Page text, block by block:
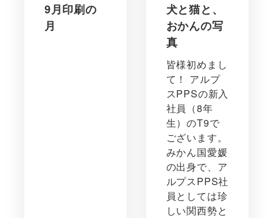
9月印刷の
月
犬と猫と、
おかんの写
真
皆様初めまし
て！ アルプ
スPPSの新入
社員（8年
生）のT9で
ございます。
みかん国愛媛
の出身で、ア
ルプスPPS社
員としては珍
しい関西勢と